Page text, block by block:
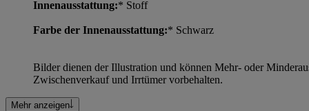
Innenausstattung:* Stoff
Farbe der Innenausstattung:* Schwarz
Bilder dienen der Illustration und können Mehr- oder
Zwischenverkauf und Irrtümer vorbehalten.
Mehr anzeigen